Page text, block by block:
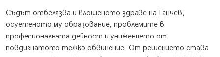
Съдът отбелязва и влошеното здраве на Ганчев,
осуетеното му образование, проблемите в
професионалната дейност и унижението от
повдигнатото тежко обвинение. От решението става